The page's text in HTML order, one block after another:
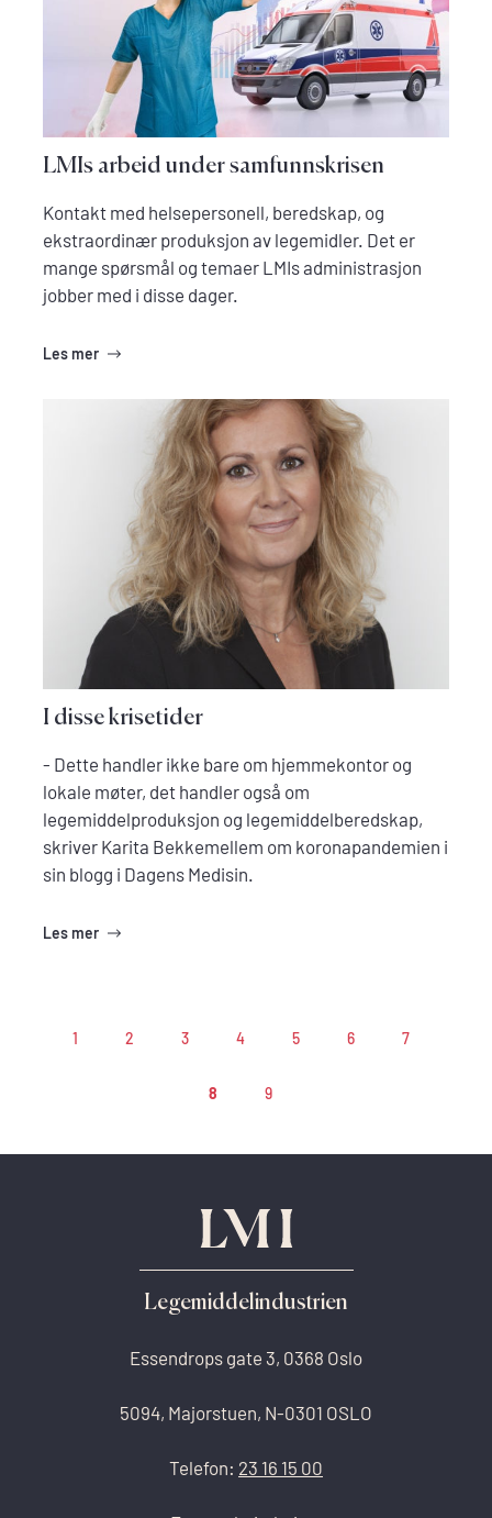
LMIs arbeid under samfunnskrisen
Kontakt med helsepersonell, beredskap, og
ekstraordinær produksjon av legemidler. Det er
mange spørsmål og temaer LMIs administrasjon
jobber med i disse dager.
Les mer
I disse krisetider
- Dette handler ikke bare om hjemmekontor og
lokale møter, det handler også om
legemiddelproduksjon og legemiddelberedskap,
skriver Karita Bekkemellem om koronapandemien i
sin blogg i Dagens Medisin.
Les mer
1 2 3 4 5 6 7
8 9
Legemiddelindustrien
Essendrops gate 3, 0368 Oslo
5094, Majorstuen, N-0301 OSLO
Telefon: 23 16 15 00